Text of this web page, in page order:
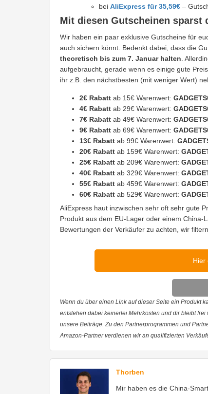
bei AliExpress für 35,59€ –
Mit diesen Gutscheinen sparst
Wir haben ein paar exklusive Gutscheine für
auch sichern könnt. Bedenkt dabei, dass die
theoretisch bis zum 7. Januar halten .
aufgebraucht, gerade wenn es einige gute
ihr z.B. den nächstbesten (mit weniger Wert)
2€ Rabatt ab 15€ Warenwert:
4€ Rabatt ab 29€ Warenwert:
7€ Rabatt ab 49€ Warenwert:
9€ Rabatt ab 69€ Warenwert:
13€ Rabatt ab 99€ Warenwert:
20€ Rabatt ab 159€ Warenwert:
25€ Rabatt ab 209€ Warenwert:
40€ Rabatt ab 329€ Warenwert:
55€ Rabatt ab 459€ Warenwert:
60€ Rabatt ab 529€ Warenwert:
AliExpress haut inzwischen sehr oft sehr gute
Produkt aus dem EU-Lager oder einem
Bewertungen der Verkäufer zu achten, wir
Hier
Wenn du über einen Link auf dieser Seite ein Produkt
entstehen dabei keinerlei Mehrkosten und dir bleibt
unsere Beiträge. Zu den Partnerprogrammen und
Amazon-Partner verdienen wir an qualifizierten
Thorben
Mir haben es die China-